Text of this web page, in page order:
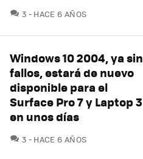
3 COMENTARIOS
HACE 6 AÑOS
Windows 10 2004, ya sin
fallos, estará de nuevo
disponible para el
Surface Pro 7 y Laptop 3
en unos días
3 COMENTARIOS
HACE 6 AÑOS